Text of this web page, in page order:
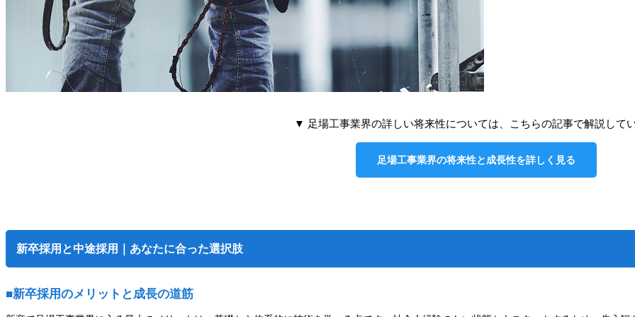
▼ 足場工事業界の詳しい将来性については、こちらの記事で解説して
足場工事業界の将来性と成長性を詳しく見る
新卒採用と中途採用｜あなたに合った選択肢
■新卒採用のメリットと成長の道筋